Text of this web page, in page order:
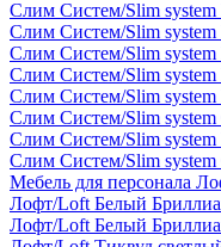
Слим Систем/Slim
Слим Систем/Slim
Слим Систем/Slim
Слим Систем/Slim
Слим Систем/Slim
Слим Систем/Slim
Слим Систем/Slim
Слим Систем/Slim
Мебель для персонала
Лофт/Loft Белый
Лофт/Loft Белый